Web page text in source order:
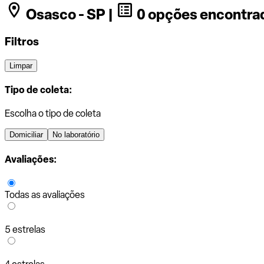
Osasco - SP | 0 opções
Filtros
Limpar
Tipo de coleta:
Escolha o tipo de coleta
Domiciliar No laboratório
Avaliações:
Todas as avaliações
5 estrelas